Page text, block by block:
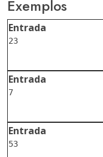
Exemplos
Entrada
23
Entrada
7
Entrada
53